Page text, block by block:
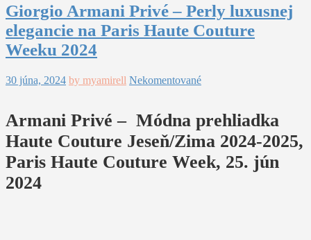
Giorgio Armani Privé – Perly luxusnej
elegancie na Paris Haute Couture
Weeku 2024
30 júna, 2024 by myamirell Nekomentované
Armani Privé – Módna prehliadka
Haute Couture Jeseň/Zima 2024-2025,
Paris Haute Couture Week, 25. jún
2024